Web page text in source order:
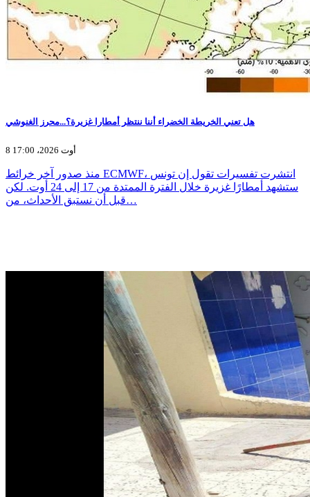
هل تعني الخريطة الخضراء أننا ننتظر أمطارا غزيرة؟...محرز الغنوشي
8 أوت 2026، 17:00
منذ صدور آخر خرائط ECMWF، انتشرت تفسيرات تقول إن تونس
ستشهد أمطارًا غزيرة خلال الفترة الممتدة من 17 إلى 24 أوت. لكن
قبل أن نستبق الأحداث، من…